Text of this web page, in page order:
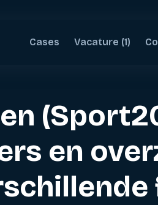
Cases Vacature (1)
en